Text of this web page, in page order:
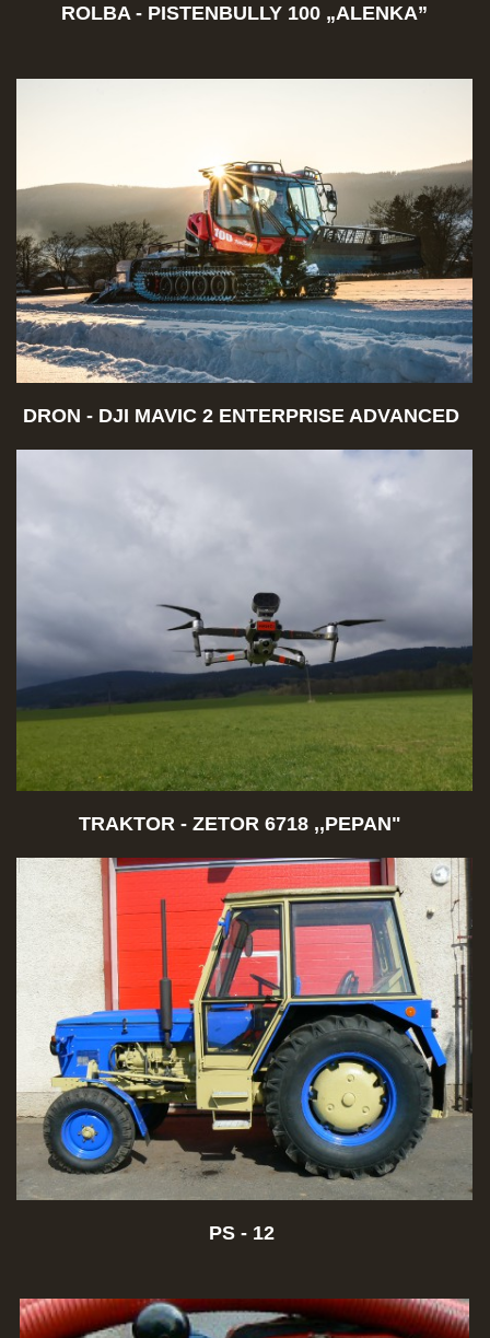
ROLBA - PISTENBULLY 100 „ALENKA”
DRON - DJI MAVIC 2 ENTERPRISE ADVANCED
TRAKTOR - ZETOR 6718 ,,PEPAN"
PS - 12